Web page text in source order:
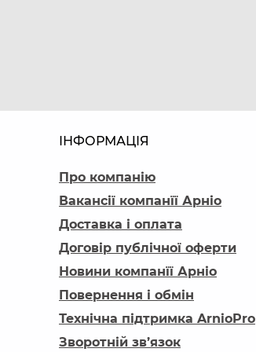
ІНФОРМАЦІЯ
Про компанію
Вакансії компанїї Арніо
Доставка і оплата
Договір публічної оферти
Новини компанїї Арніо
Повернення і обмін
Технічна підтримка ArnioPro
Зворотній зв’язок